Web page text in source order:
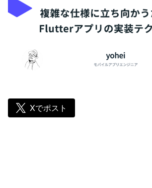
Xでポスト